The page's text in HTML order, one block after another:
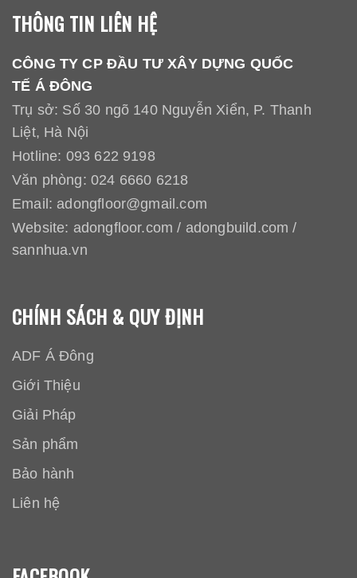
THÔNG TIN LIÊN HỆ
CÔNG TY CP ĐẦU TƯ XÂY DỰNG QUỐC
TẾ Á ĐÔNG
Trụ sở: Số 30 ngõ 140 Nguyễn Xiển, P. Thanh
Liệt, Hà Nội
Hotline: 093 622 9198
Văn phòng: 024 6660 6218
Email: adongfloor@gmail.com
Website: adongfloor.com / adongbuild.com /
sannhua.vn
CHÍNH SÁCH & QUY ĐỊNH
ADF Á Đông
Giới Thiệu
Giải Pháp
Sản phẩm
Bảo hành
Liên hệ